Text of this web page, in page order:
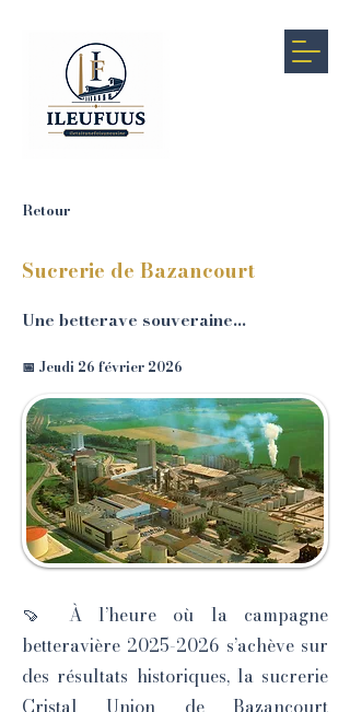
Retour
Sucrerie de Bazancourt
Une betterave souveraine…
📅 Jeudi 26 février 2026
🍠 À l’heure où la campagne
betteravière 2025-2026 s’achève sur
des résultats historiques, la sucrerie
Cristal Union de Bazancourt